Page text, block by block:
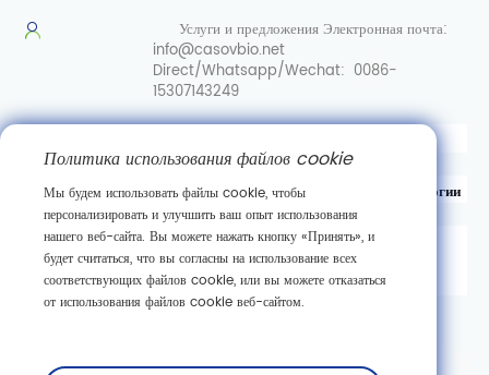
Услуги и предложенияЭлектронная почта:
info@casovbio.net
Direct/Whatsapp/Wechat: 0086-
15307143249
Уханьский центр инноваций в области синтетической биологии
д. 89, 3-я улица Гаокэюань,
район развития новых технологий Дунху,
г. Ухань, провинция Хубэй
Политика использования файлов cookie
Мы будем использовать файлы cookie, чтобы
персонализировать и улучшить ваш опыт использования
нашего веб-сайта. Вы можете нажать кнопку «Принять», и
будет считаться, что вы согласны на использование всех
соответствующих файлов cookie, или вы можете отказаться
от использования файлов cookie веб-сайтом.